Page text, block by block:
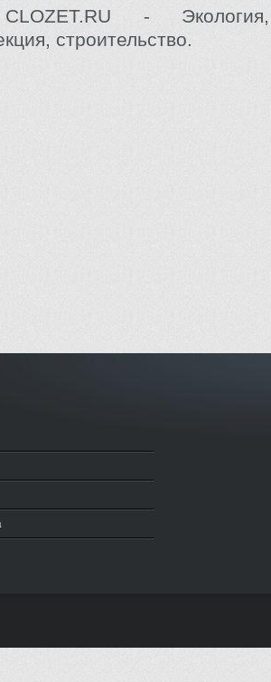
- Экология,
строительство.